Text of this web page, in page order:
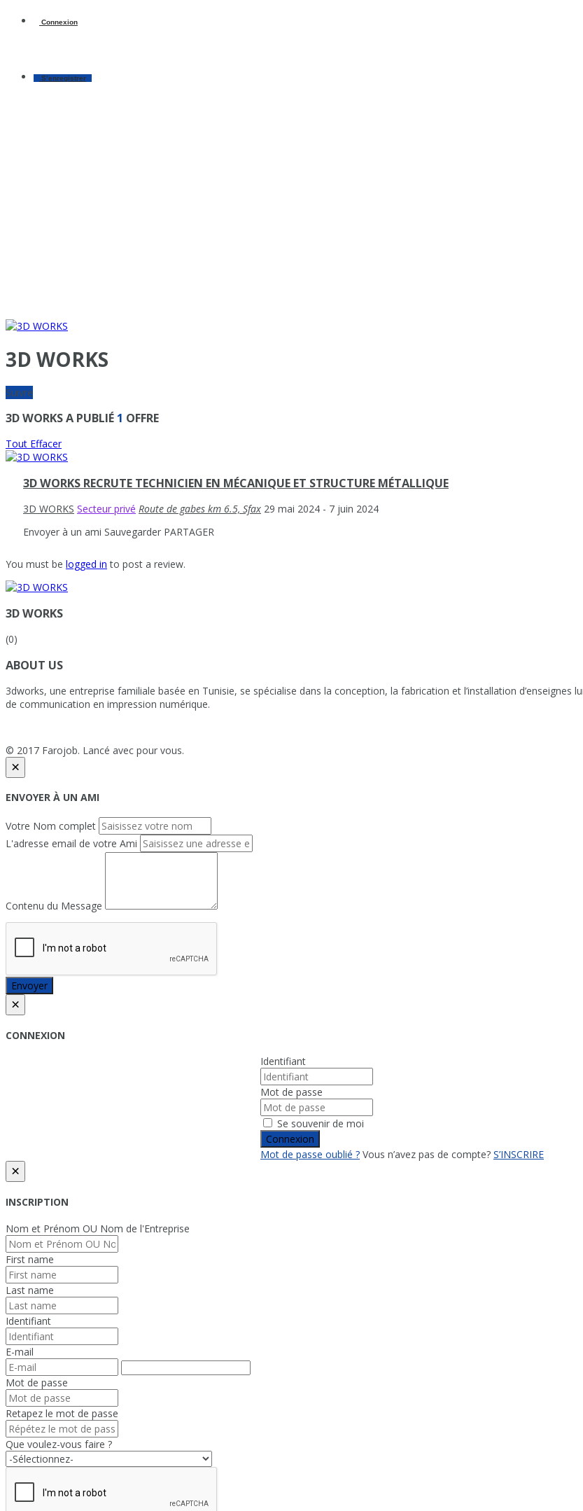
Connexion
S’enregistrer
3D WORKS
Suivre
3D WORKS A PUBLIÉ1 OFFRE
Tout Effacer
3D WORKS RECRUTE TECHNICIEN EN MÉCANIQUE ET STRUCTURE MÉTALLIQUE
3D WORKS Secteur privé Route de gabes km 6.5, Sfax 29 mai 2024 - 7 juin 2024
Envoyer à un ami Sauvegarder PARTAGER
You must be logged in to post a review.
3D WORKS
(0)
ABOUT US
3dworks, une entreprise familiale basée en Tunisie, se spécialise dans la conception, la fabrication et l’installation
de communication en impression numérique.
© 2017 Farojob. Lancé avec pour vous.
×
ENVOYER À UN AMI
Votre Nom complet
L'adresse email de votre Ami
Contenu du Message
Envoyer
×
CONNEXION
Identifiant
Mot de passe
Se souvenir de moi
Connexion
Mot de passe oublié ? Vous n’avez pas de compte? S’INSCRIRE
×
INSCRIPTION
Nom et Prénom OU Nom de l'Entreprise
First name
Last name
Identifiant
E-mail
Mot de passe
Retapez le mot de passe
Que voulez-vous faire ?